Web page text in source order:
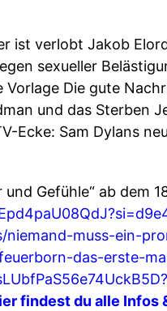
ist verlobt Jakob
sexueller
Die gute
und das Sterben
Ecke: Sam Dylans
Gefühle“ ab dem
niemand-muss-ein-
das-erste-
findest du alle Infos